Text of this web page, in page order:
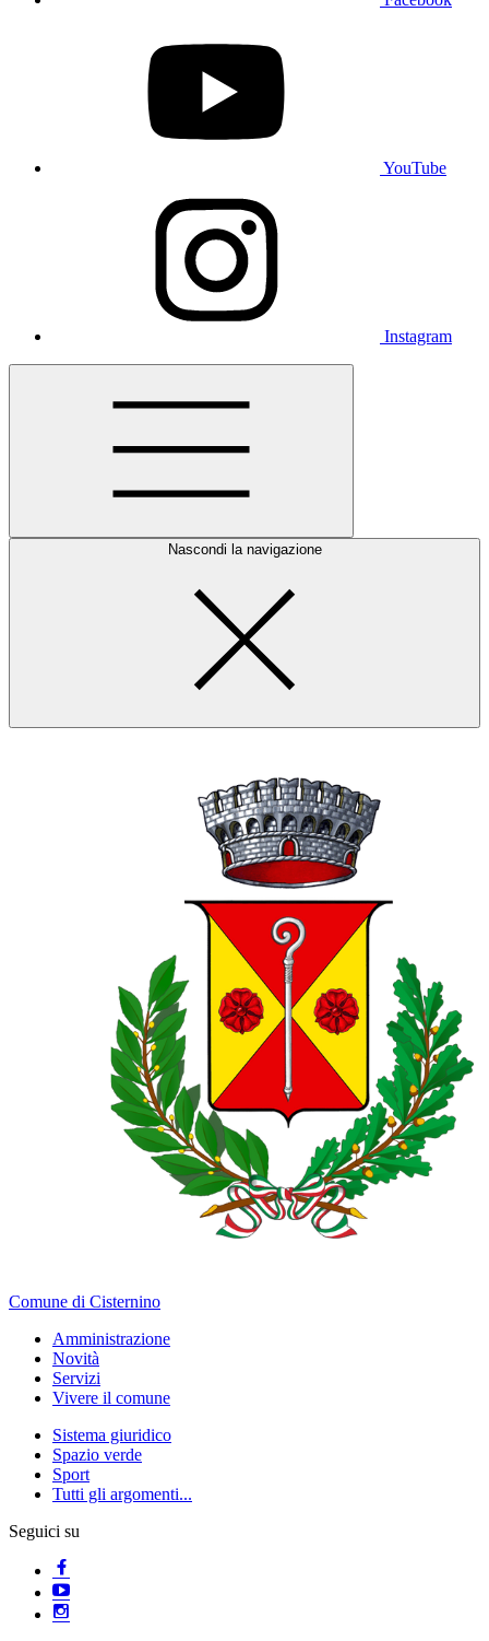
YouTube
Instagram
Nascondi la navigazione
Comune di Cisternino
Amministrazione
Novità
Servizi
Vivere il comune
Sistema giuridico
Spazio verde
Sport
Tutti gli argomenti...
Seguici su